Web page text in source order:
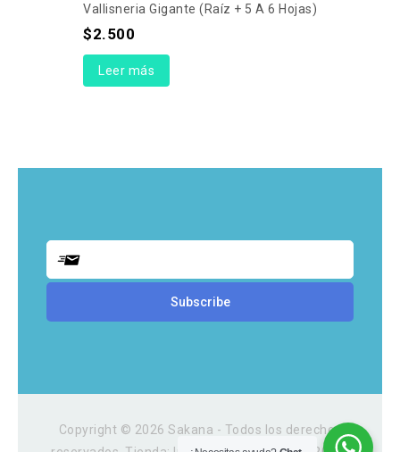
Vallisneria Gigante (raíz + 5 A 6 Hojas)
$2.500
Leer más
Copyright © 2026 Sakana - Todos los derechos